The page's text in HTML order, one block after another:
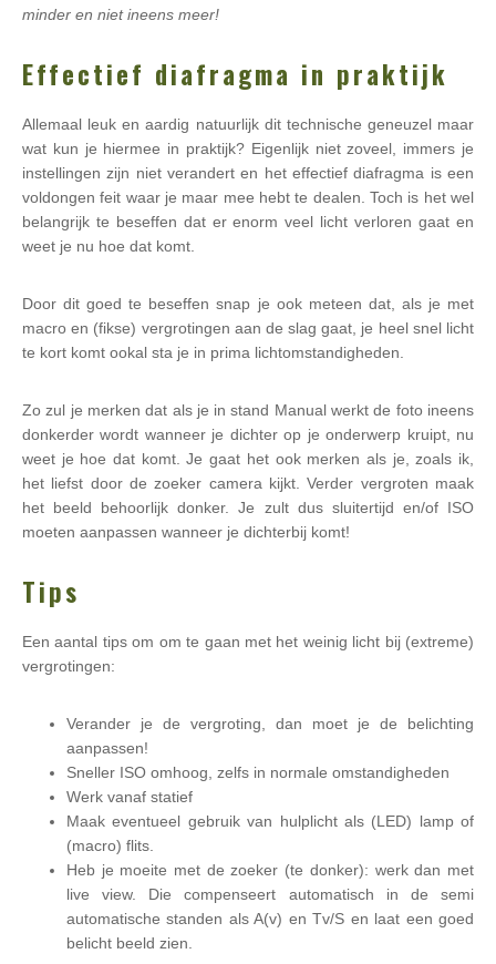
minder en niet ineens meer!
Effectief diafragma in praktijk
Allemaal leuk en aardig natuurlijk dit technische geneuzel maar
wat kun je hiermee in praktijk? Eigenlijk niet zoveel, immers je
instellingen zijn niet verandert en het effectief diafragma is een
voldongen feit waar je maar mee hebt te dealen. Toch is het wel
belangrijk te beseffen dat er enorm veel licht verloren gaat en
weet je nu hoe dat komt.
Door dit goed te beseffen snap je ook meteen dat, als je met
macro en (fikse) vergrotingen aan de slag gaat, je heel snel licht
te kort komt ookal sta je in prima lichtomstandigheden.
Zo zul je merken dat als je in stand Manual werkt de foto ineens
donkerder wordt wanneer je dichter op je onderwerp kruipt, nu
weet je hoe dat komt. Je gaat het ook merken als je, zoals ik,
het liefst door de zoeker camera kijkt. Verder vergroten maak
het beeld behoorlijk donker. Je zult dus sluitertijd en/of ISO
moeten aanpassen wanneer je dichterbij komt!
Tips
Een aantal tips om om te gaan met het weinig licht bij (extreme)
vergrotingen:
Verander je de vergroting, dan moet je de belichting
aanpassen!
Sneller ISO omhoog, zelfs in normale omstandigheden
Werk vanaf statief
Maak eventueel gebruik van hulplicht als (LED) lamp of
(macro) flits.
Heb je moeite met de zoeker (te donker): werk dan met
live view. Die compenseert automatisch in de semi
automatische standen als A(v) en Tv/S en laat een goed
belicht beeld zien.